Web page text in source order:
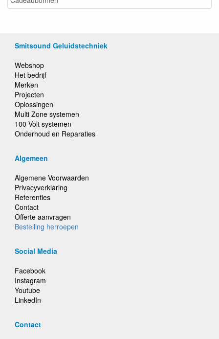
Smitsound Geluidstechniek
Webshop
Het bedrijf
Merken
Projecten
Oplossingen
Multi Zone systemen
100 Volt systemen
Onderhoud en Reparaties
Algemeen
Algemene Voorwaarden
Privacyverklaring
Referenties
Contact
Offerte aanvragen
Bestelling herroepen
Social Media
Facebook
Instagram
Youtube
LinkedIn
Contact